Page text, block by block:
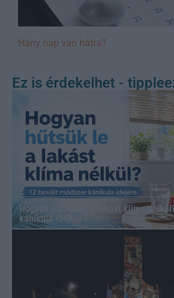
Hány nap van hátra?
Ez is érdekelhet -
Hogyan hűtsük le a lakást klíma
kánikula idejére